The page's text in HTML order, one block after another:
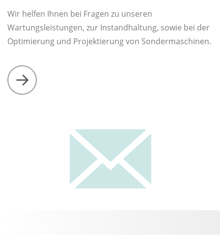
Wir helfen Ihnen bei Fragen zu unseren
Wartungsleistungen, zur Instandhaltung, sowie bei der
Optimierung und Projektierung von Sondermaschinen.